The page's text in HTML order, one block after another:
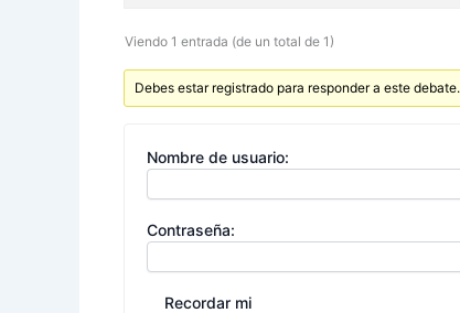
Viendo 1 entrada (de un total de 1)
Debes estar registrado para responder a este debate.
Nombre de usuario:
Contraseña:
Recordar mi